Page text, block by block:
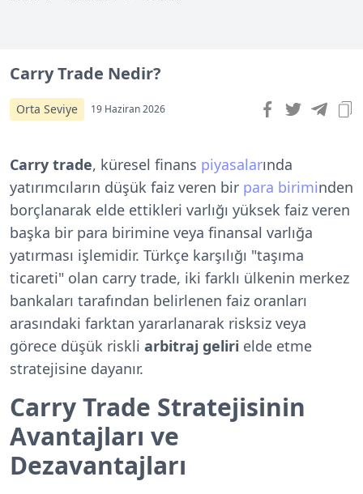
Carry Trade Nedir?
Orta Seviye 19 Haziran 2026
Carry trade, küresel finans piyasalarında
yatırımcıların düşük faiz veren bir para biriminden
borçlanarak elde ettikleri varlığı yüksek faiz veren
başka bir para birimine veya finansal varlığa
yatırması işlemidir. Türkçe karşılığı "taşıma
ticareti" olan carry trade, iki farklı ülkenin merkez
bankaları tarafından belirlenen faiz oranları
arasındaki farktan yararlanarak risksiz veya
görece düşük riskli arbitraj geliri elde etme
stratejisine dayanır.
Carry Trade Stratejisinin
Avantajları ve
Dezavantajları